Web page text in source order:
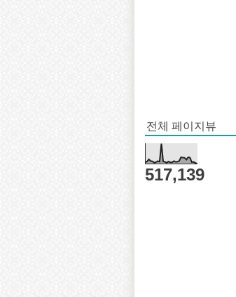
전체 페이지뷰
517,139